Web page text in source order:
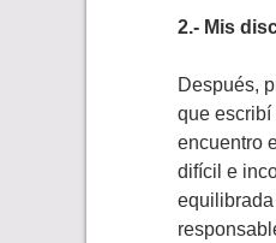
2.- Mis
Después,
que escribí
encuentro
difícil e